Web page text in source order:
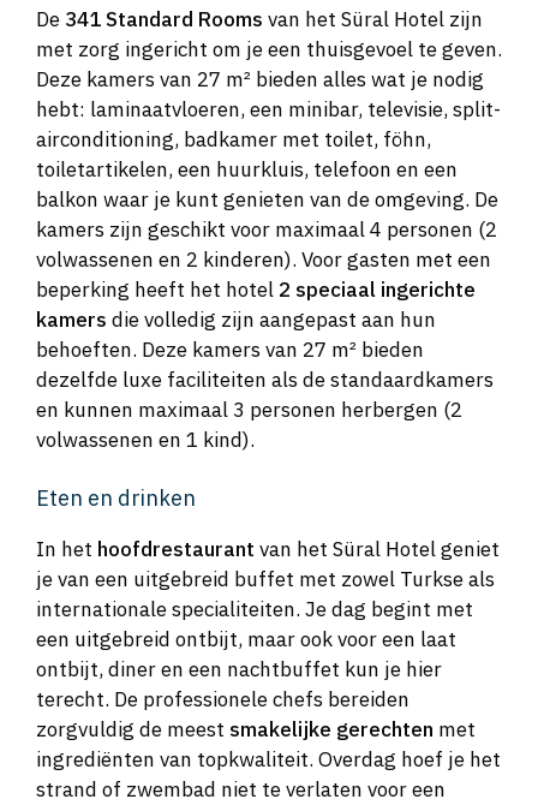
De 341 Standard Rooms van het Süral Hotel zijn
met zorg ingericht om je een thuisgevoel te geven.
Deze kamers van 27 m² bieden alles wat je nodig
hebt: laminaatvloeren, een minibar, televisie, split-
airconditioning, badkamer met toilet, föhn,
toiletartikelen, een huurkluis, telefoon en een
balkon waar je kunt genieten van de omgeving. De
kamers zijn geschikt voor maximaal 4 personen (2
volwassenen en 2 kinderen). Voor gasten met een
beperking heeft het hotel 2 speciaal ingerichte
kamers die volledig zijn aangepast aan hun
behoeften. Deze kamers van 27 m² bieden
dezelfde luxe faciliteiten als de standaardkamers
en kunnen maximaal 3 personen herbergen (2
volwassenen en 1 kind).
Eten en drinken
In het hoofdrestaurant van het Süral Hotel geniet
je van een uitgebreid buffet met zowel Turkse als
internationale specialiteiten. Je dag begint met
een uitgebreid ontbijt, maar ook voor een laat
ontbijt, diner en een nachtbuffet kun je hier
terecht. De professionele chefs bereiden
zorgvuldig de meest smakelijke gerechten met
ingrediënten van topkwaliteit. Overdag hoef je het
strand of zwembad niet te verlaten voor een